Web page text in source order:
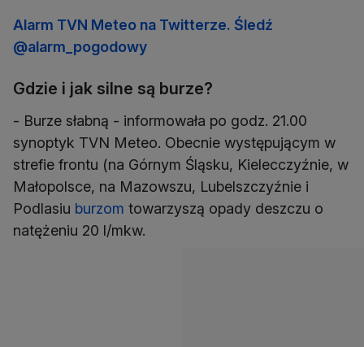
Alarm TVN Meteo na Twitterze. Śledź
@alarm_pogodowy
Gdzie i jak silne są burze?
- Burze słabną - informowała po godz. 21.00
synoptyk TVN Meteo. Obecnie występującym w
strefie frontu (na Górnym Śląsku, Kielecczyźnie, w
Małopolsce, na Mazowszu, Lubelszczyźnie i
Podlasiu burzom towarzyszą opady deszczu o
natężeniu 20 l/mkw.